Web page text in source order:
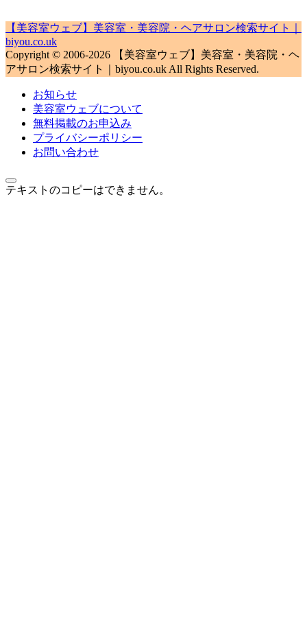
【美容室ウェブ】美容室・美容院・ヘアサロン検索サイト｜
biyou.co.uk
Copyright © 2006-2026 【美容室ウェブ】美容室・美容院・ヘ
アサロン検索サイト｜biyou.co.uk All Rights Reserved.
お知らせ
美容室ウェブについて
無料掲載のお申込み
プライバシーポリシー
お問い合わせ
テキストのコピーはできません。